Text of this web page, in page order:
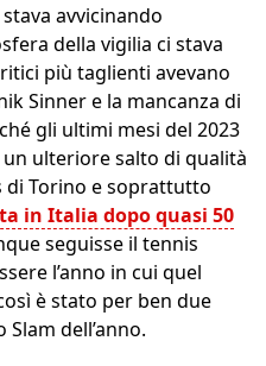
avvicinando
della vigilia ci stava
più taglienti avevano
Sinner e la mancanza di
gli ultimi mesi del 2023
un ulteriore salto di qualità
di Torino e soprattutto
in Italia dopo quasi 50
seguisse il tennis
l’anno in cui quel
è stato per ben due
dell’anno.